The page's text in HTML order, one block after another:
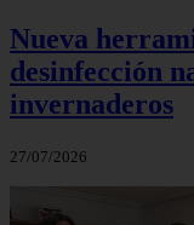
Nueva
desinfección
invernaderos
27/07/2026